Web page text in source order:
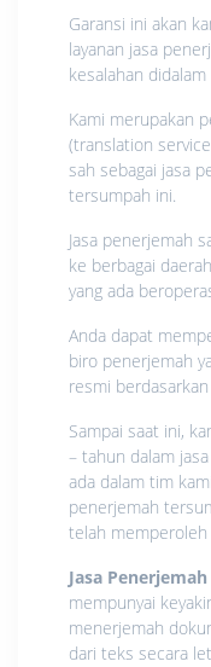
Garansi ini akan
layanan jasa
kesalahan
Kami merupakan
(translation
sah sebagai jasa
tersumpah ini.
Jasa penerjemah
ke berbagai
yang ada
Anda dapat
biro penerjemah
resmi
Sampai saat ini,
– tahun dalam
ada dalam tim
penerjemah
telah memperoleh
Jasa
mempunyai
menerjemah
dari teks secara